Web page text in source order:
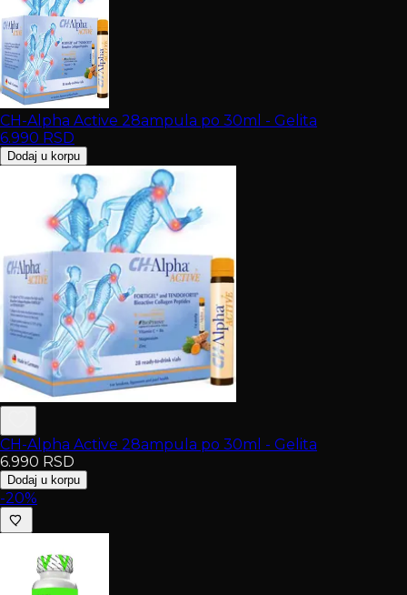
CH-Alpha Active 28ampula po 30ml - Gelita
6.990 RSD
Dodaj u korpu
CH-Alpha Active 28ampula po 30ml - Gelita
6.990 RSD
Dodaj u korpu
-20%